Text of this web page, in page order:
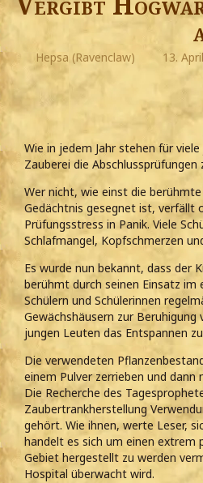
Hepsa (Ravenclaw) 13.
Wie in jedem Jahr stehen für
Zauberei die Abschlussprüfungen
Wer nicht, wie einst die
Gedächtnis gesegnet ist, verfällt
Prüfungsstress in Panik. Viele
Schlafmangel, Kopfschmerzen
Es wurde nun bekannt, dass der
berühmt durch seinen Einsatz im
Schülern und Schülerinnen
Gewächshäusern zur
jungen Leuten das Entspannen
Die verwendeten
einem Pulver zerrieben und
Die Recherche des
Zaubertrankherstellung
gehört. Wie ihnen, werte Leser,
handelt es sich um einen
Gebiet hergestellt zu werden
Hospital überwacht wird.